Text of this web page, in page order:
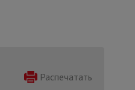
Распечатать